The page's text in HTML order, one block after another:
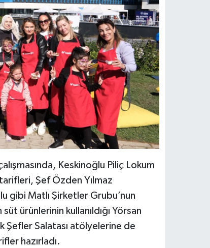
Keskinoğlu Piliç Lokum
Şef Özden Yılmaz
gibi Matlı Şirketler Grubu’nun
ürünlerinin kullanıldığı Yörsan
Şefler Salatası atölyelerine de
hazırladı.